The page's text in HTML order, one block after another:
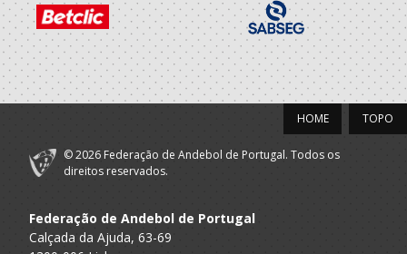
2017/18
A.A. Braga
Clube Andebol
de Caminha
Minis M
A.A. Braga
Clube Andebol
2015/16
TOPO
HOME
© 2026 Federação de Andebol de Portugal. Todos os
direitos reservados.
Federação de Andebol de Portugal
Calçada da Ajuda, 63-69